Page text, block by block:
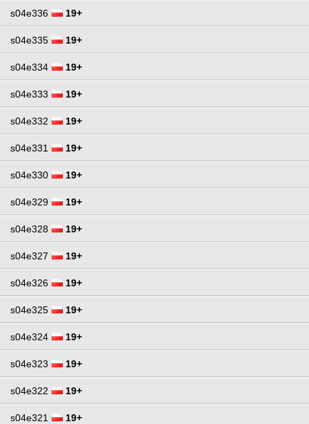
s04e336 19+
s04e335 19+
s04e334 19+
s04e333 19+
s04e332 19+
s04e331 19+
s04e330 19+
s04e329 19+
s04e328 19+
s04e327 19+
s04e326 19+
s04e325 19+
s04e324 19+
s04e323 19+
s04e322 19+
s04e321 19+